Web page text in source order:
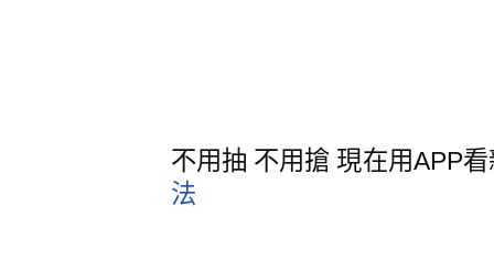
不用抽 不用搶 現在用APP
法